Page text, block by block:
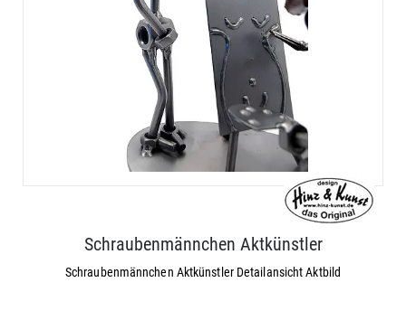
Schraubenmännchen Aktkünstler
Schraubenmännchen Aktkünstler Detailansicht Aktbild